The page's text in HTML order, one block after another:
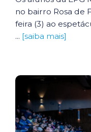
no bairro Rosa de
feira (3) ao
... [saiba mais]